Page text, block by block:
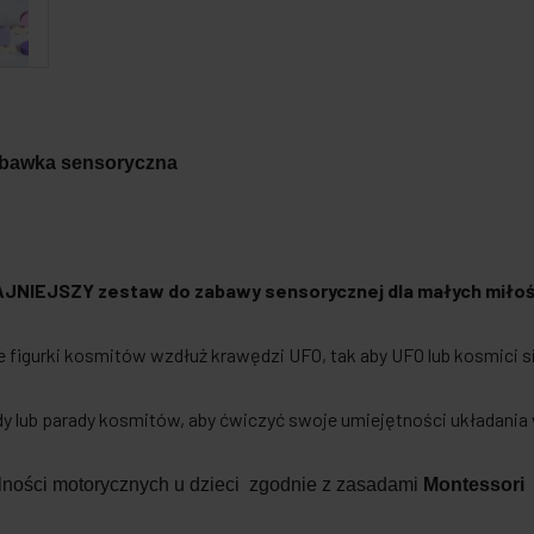
sensoryczna
zestaw do zabawy sensorycznej dla małych
figurki kosmitów wzdłuż krawędzi UFO, tak aby UFO lub kosmici
lub parady kosmitów, aby ćwiczyć swoje umiejętności
motorycznych u dzieci zgodnie z zasadami Montessori